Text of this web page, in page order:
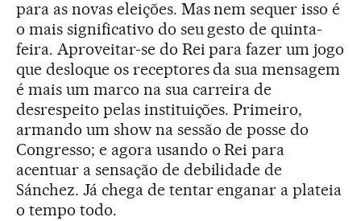
para as novas eleições. Mas nem sequer isso é
o mais significativo do seu gesto de quinta-
feira. Aproveitar-se do Rei para fazer um jogo
que desloque os receptores da sua mensagem
é mais um marco na sua carreira de
desrespeito pelas instituições. Primeiro,
armando um show na sessão de posse do
Congresso; e agora usando o Rei para
acentuar a sensação de debilidade de
Sánchez. Já chega de tentar enganar a plateia
o tempo todo.